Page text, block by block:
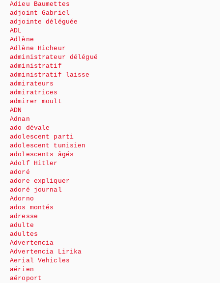
Adieu Baumettes
adjoint Gabriel
adjointe déléguée
ADL
Adlène
Adlène Hicheur
administrateur délégué
administratif
administratif laisse
admirateurs
admiratrices
admirer moult
ADN
Adnan
ado dévale
adolescent parti
adolescent tunisien
adolescents âgés
Adolf Hitler
adoré
adore expliquer
adoré journal
Adorno
ados montés
adresse
adulte
adultes
Advertencia
Advertencia Lirika
Aerial Vehicles
aérien
aéroport